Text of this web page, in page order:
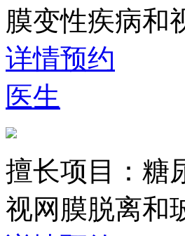
膜变性疾病和
详情预约
医生
擅长项目： 糖
视网膜脱离和